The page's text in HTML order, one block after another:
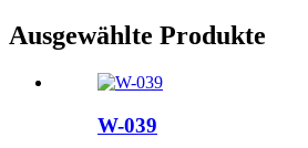
Ausgewählte Produkte
W-039